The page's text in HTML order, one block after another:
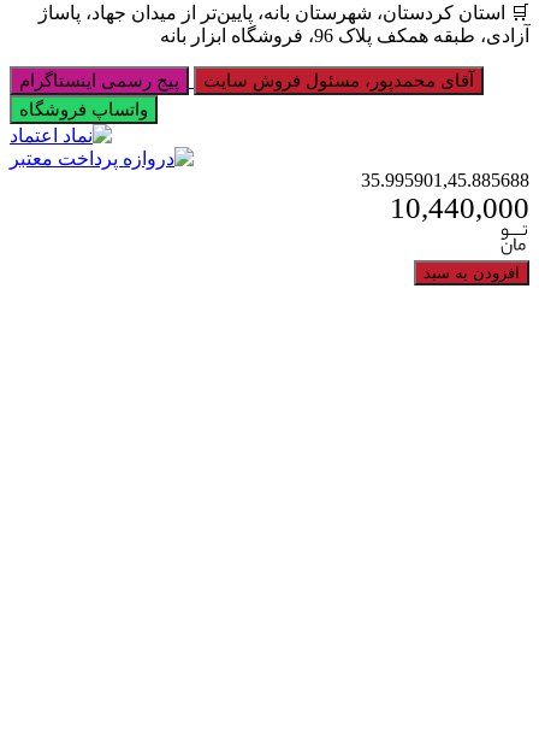
🛒 استان کردستان، شهرستان بانه، پایین‌تر از میدان جهاد، پاساژ
آزادی، طبقه همکف پلاک 96، فروشگاه ابزار بانه
آقای محمدپور، مسئول فروش سایت
پیج رسمی اینستاگرام
واتساپ فروشگاه
35.995901,45.885688
10,440,000
افزودن به سبد